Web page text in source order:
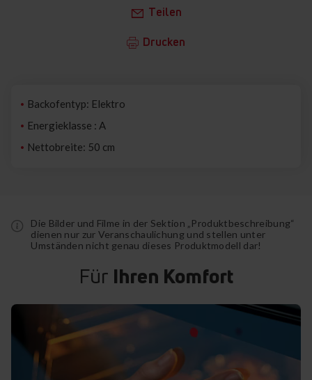
Teilen
Drucken
Backofentyp: Elektro
Energieklasse : A
Nettobreite: 50 cm
Die Bilder und Filme in der Sektion „Produktbeschreibung“
dienen nur zur Veranschaulichung und stellen unter
Umständen nicht genau dieses Produktmodell dar!
Für Ihren Komfort